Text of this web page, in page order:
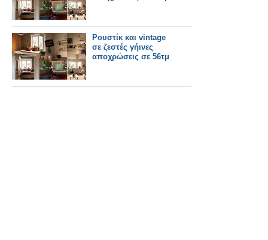
Ρουστίκ και vintage
σε ζεστές γήινες
αποχρώσεις σε 56τμ